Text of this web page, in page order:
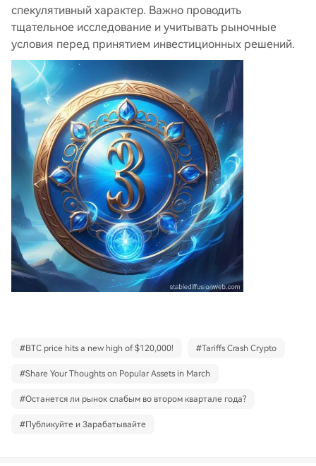
спекулятивный характер. Важно проводить
тщательное исследование и учитывать рыночные
условия перед принятием инвестиционных решений.
#BTC price hits a new high of $120,000! #Tariffs Crash Crypto
#Share Your Thoughts on Popular Assets in March
#Останется ли рынок слабым во втором квартале года?
#Публикуйте и Зарабатывайте